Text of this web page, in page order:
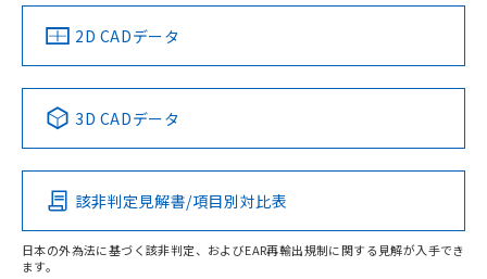
中国 RoHS 注意事項・凡例
Pb Hg Cd Cr(VI)
O
2D CADデータ
3D CADデータ
該非判定見解書/項目別対比表
日本の外為法に基づく該非判定、およびEAR再輸出規制に関する見解が入手でき
ます。